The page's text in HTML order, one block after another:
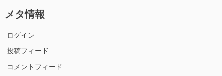
メタ情報
ログイン
投稿フィード
コメントフィード